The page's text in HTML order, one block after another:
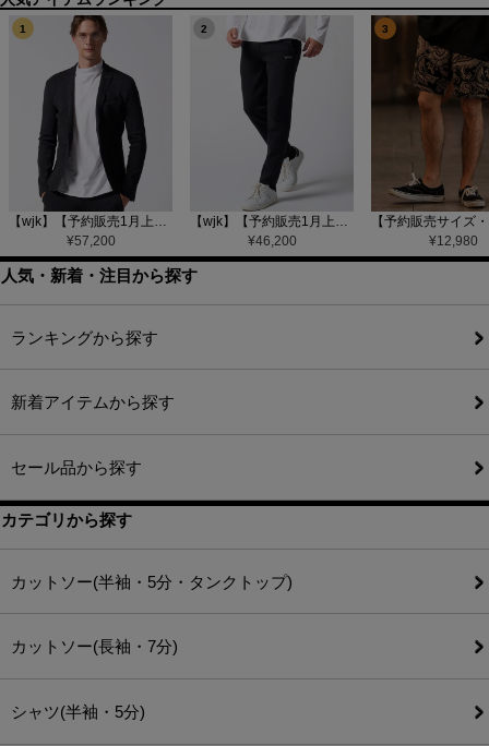
1
【wjk】【予約販売1月上旬～中旬入荷】function knit jacket(jacquard check) ニットジャケット(207 mw08j)
¥57,200
2
【wjk】【予約販売1月上旬～中旬入荷】function knit easy slacks(jacquard check) ニットイージーパンツ(504 mw08j)
¥46,200
3
¥12,980
人気・新着・注目から探す
ランキングから探す
新着アイテムから探す
セール品から探す
カテゴリから探す
カットソー(半袖・5分・タンクトップ)
カットソー(長袖・7分)
シャツ(半袖・5分)